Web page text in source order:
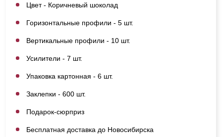
Цвет - Коричневый шоколад
Горизонтальные профили - 5 шт.
Вертикальные профили - 10 шт.
Усилители - 7 шт.
Упаковка картонная - 6 шт.
Заклепки - 600 шт.
Подарок-сюрприз
Бесплатная доставка до Новосибирска